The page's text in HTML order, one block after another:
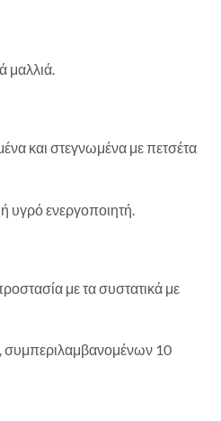
μαλλιά.
και στεγνωμένα με πετσέτα
υγρό ενεργοποιητή.
με τα συστατικά με
συμπεριλαμβανομένων 10